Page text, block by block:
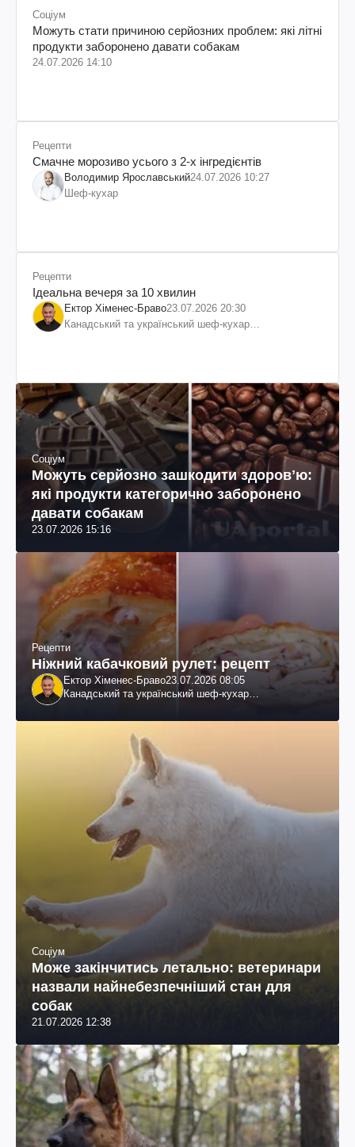
Соціум
Можуть стати причиною серйозних проблем: які літні
продукти заборонено давати собакам
24.07.2026 14:10
Рецепти
Смачне морозиво усього з 2-х інгредієнтів
Володимир Ярославський24.07.2026 10:27
Шеф-кухар
Рецепти
Ідеальна вечеря за 10 хвилин
Ектор Хіменес-Браво23.07.2026 20:30
Канадський та український шеф-кухар
Соціум
Можуть серйозно зашкодити здоровʼю:
які продукти категорично заборонено
давати собакам
23.07.2026 15:16
Рецепти
Ніжний кабачковий рулет: рецепт
Ектор Хіменес-Браво23.07.2026 08:05
Канадський та український шеф-кухар
Соціум
Може закінчитись летально: ветеринари
назвали найнебезпечніший стан для
собак
21.07.2026 12:38